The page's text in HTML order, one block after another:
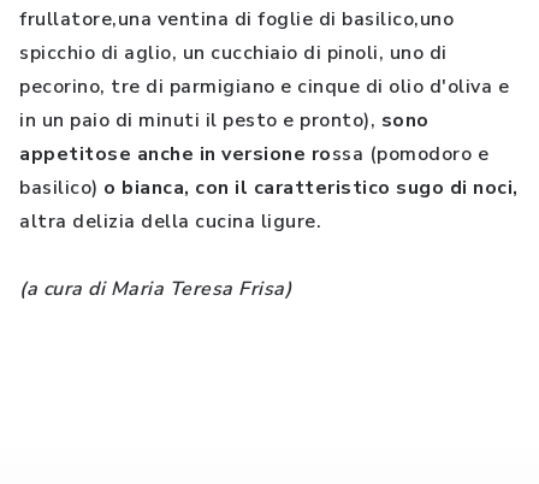
frullatore,una ventina di foglie di basilico,uno
spicchio di aglio, un cucchiaio di pinoli, uno di
pecorino, tre di parmigiano e cinque di olio d'oliva e
in un paio di minuti il pesto e pronto), sono
appetitose anche in versione rossa (pomodoro e
basilico) o bianca, con il caratteristico sugo di noci,
altra delizia della cucina ligure.
(a cura di Maria Teresa Frisa)